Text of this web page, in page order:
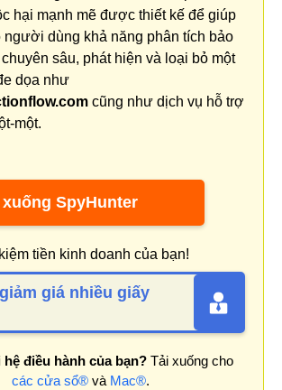
hại mạnh mẽ được thiết kế để giúp
người dùng khả năng phân tích bảo
sâu, phát hiện và loại bỏ một
dọa như
cũng như dịch vụ hỗ trợ
một.
xuống SpyHunter
tiền kinh doanh của bạn!
giá nhiều giấy
điều hành của bạn?Tải xuống cho
các cửa sổ®và Mac®.